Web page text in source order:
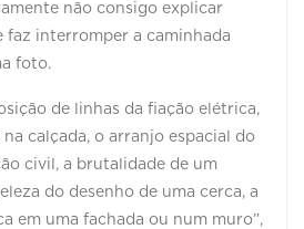
não consigo explicar
faz interromper a caminhada
foto.
de linhas da fiação elétrica,
calçada, o arranjo espacial do
civil, a brutalidade de um
do desenho de uma cerca, a
em uma fachada ou num muro”,